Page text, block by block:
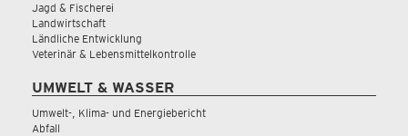
Jagd & Fischerei
Landwirtschaft
Ländliche Entwicklung
Veterinär & Lebensmittelkontrolle
UMWELT & WASSER
Umwelt-, Klima- und Energiebericht
Abfall